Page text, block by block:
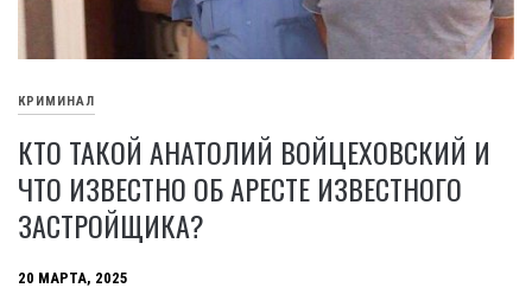
КРИМИНАЛ
КТО ТАКОЙ АНАТОЛИЙ ВОЙЦЕХОВСКИЙ И
ЧТО ИЗВЕСТНО ОБ АРЕСТЕ ИЗВЕСТНОГО
ЗАСТРОЙЩИКА?
20 МАРТА, 2025